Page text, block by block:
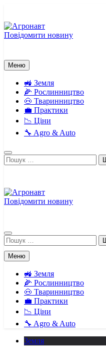
вмісту
Повідомити новину
Меню
🚜 Земля
🌽 Рослинництво
🐽 Тваринництво
💼 Практики
📉 Ціни
🔧 Agro & Auto
Пошук:
Повідомити новину
Пошук:
Меню
🚜 Земля
🌽 Рослинництво
🐽 Тваринництво
💼 Практики
📉 Ціни
🔧 Agro & Auto
Земля